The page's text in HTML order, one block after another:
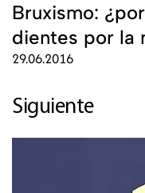
Bruxismo:
dientes por la
29.06.2016
Siguiente